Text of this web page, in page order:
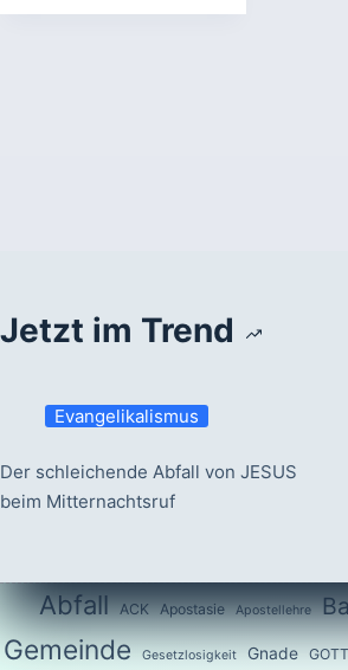
Jetzt im Trend
Evangelikalismus
Der schleichende Abfall von JESUS
beim Mitternachtsruf
Abfall ACK Apostasie Apostellehre
Gemeinde Gesetzlosigkeit Gnade GOTT